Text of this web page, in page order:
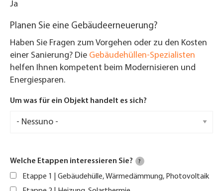
Ja
Planen Sie eine Gebäudeerneuerung?
Haben Sie Fragen zum Vorgehen oder zu den Kosten
einer Sanierung? Die Gebäudehüllen-Spezialisten
helfen Ihnen kompetent beim Modernisieren und
Energiesparen.
Um was für ein Objekt handelt es sich?
Welche Etappen interessieren Sie? ?
Etappe 1 | Gebäudehülle, Wärmedämmung, Photovoltaik